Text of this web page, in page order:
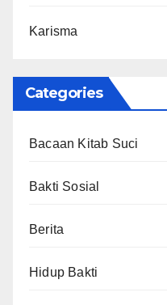
Karisma
Categories
Bacaan Kitab Suci
Bakti Sosial
Berita
Hidup Bakti